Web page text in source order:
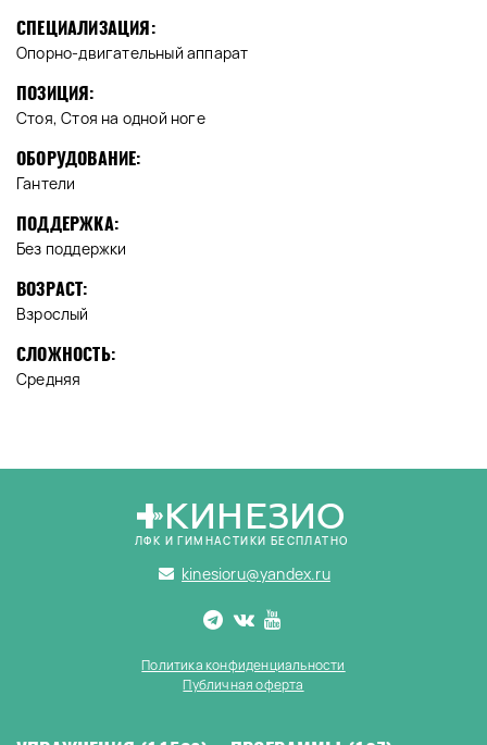
СПЕЦИАЛИЗАЦИЯ:
Опорно-двигательный аппарат
ПОЗИЦИЯ:
Стоя, Стоя на одной ноге
ОБОРУДОВАНИЕ:
Гантели
ПОДДЕРЖКА:
Без поддержки
ВОЗРАСТ:
Взрослый
СЛОЖНОСТЬ:
Средняя
КИНЕЗИО
ЛФК И ГИМНАСТИКИ БЕСПЛАТНО
kinesioru@yandex.ru
Политика конфиденциальности
Публичная оферта